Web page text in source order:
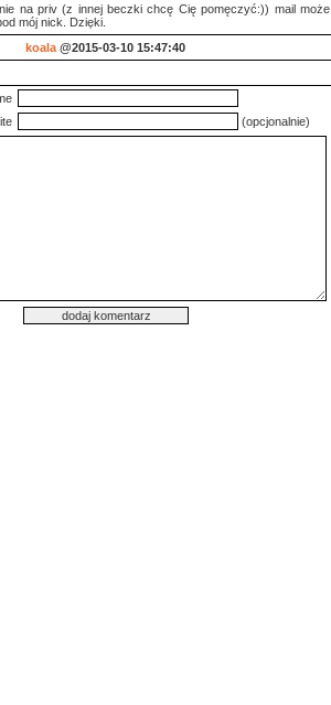
na priv (z innej beczki chcę Cię pomęczyć:)) mail może
mój nick. Dzięki.
koala @2015-03-10 15:47:40
(opcjonalnie)